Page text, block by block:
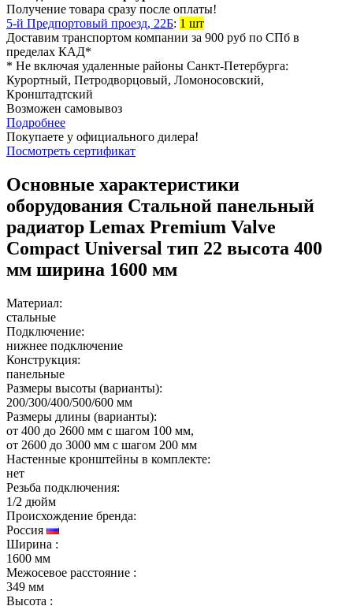
Получение товара сразу после оплаты!
5-й Предпортовый проезд, 22Б: 1 шт
Доставим транспортом компании за 900 руб по СПб в
пределах КАД*
* Не включая удаленные районы Санкт-Петербурга:
Курортный, Петродворцовый, Ломоносовский,
Кронштадтский
Возможен самовывоз
Подробнее
Покупаете у официального дилера!
Посмотреть сертификат
Основные характеристики
оборудования Стальной панельный
радиатор Lemax Premium Valve
Compact Universal тип 22 высота 400
мм ширина 1600 мм
Материал:
стальные
Подключение:
нижнее подключение
Конструкция:
панельные
Размеры высоты (варианты):
200/300/400/500/600 мм
Размеры длины (варианты):
от 400 до 2600 мм с шагом 100 мм,
от 2600 до 3000 мм с шагом 200 мм
Настенные кронштейны в комплекте:
нет
Резьба подключения:
1/2 дюйм
Происхождение бренда:
Россия
Ширина :
1600 мм
Межосевое расстояние :
349 мм
Высота :